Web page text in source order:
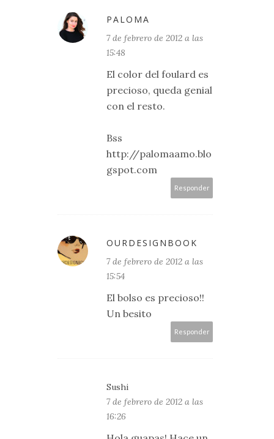
PALOMA
7 de febrero de 2012 a las
15:48
El color del foulard es
precioso, queda genial
con el resto.
Bss
http://palomaamo.blo
gspot.com
Responder
OURDESIGNBOOK
7 de febrero de 2012 a las
15:54
El bolso es precioso!!
Un besito
Responder
Sushi
7 de febrero de 2012 a las
16:26